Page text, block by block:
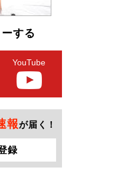
する
YouTube
報が届く！
録